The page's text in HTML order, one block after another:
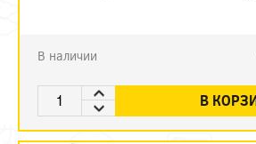
В наличии
В